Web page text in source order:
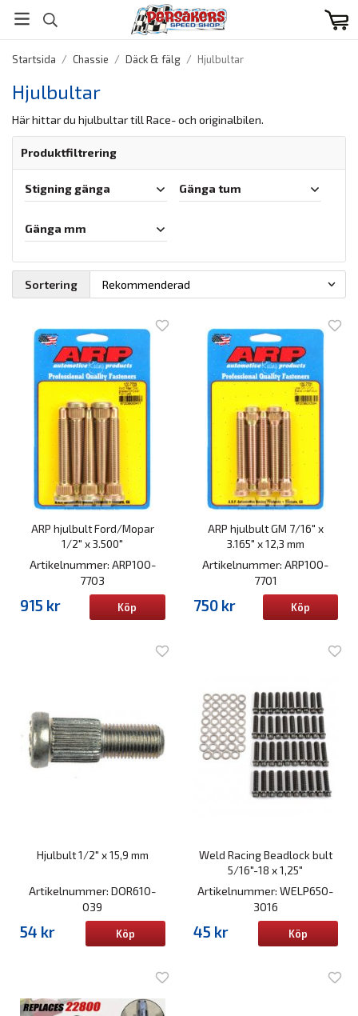
Startsida / Chassie / Däck & fälg / Hjulbultar
Hjulbultar
Här hittar du hjulbultar till Race- och originalbilen.
Produktfiltrering
Stigning gänga Gänga tum
Gänga mm
Sortering
ARP hjulbult Ford/Mopar
1/2" x 3.500"
Artikelnummer: ARP100-
7703
915 kr Köp
ARP hjulbult GM 7/16" x
3.165" x 12,3 mm
Artikelnummer: ARP100-
7701
750 kr Köp
Hjulbult 1/2" x 15,9 mm
Artikelnummer: DOR610-
039
54 kr Köp
Weld Racing Beadlock bult
5/16"-18 x 1,25"
Artikelnummer: WELP650-
3016
45 kr Köp